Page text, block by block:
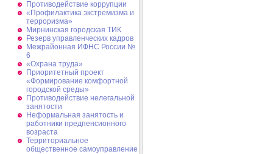
Противодействие коррупции
«Профилактика экстремизма и
терроризма»
Мирнинская городская ТИК
Резерв управленческих кадров
Межрайонная ИФНС России №
6
«Охрана труда»
Приоритетный проект
«Формирование комфортной
городской среды»
Противодействие нелегальной
занятости
Неформальная занятость и
работники предпенсионного
возраста
Территориальное
общественное самоуправление